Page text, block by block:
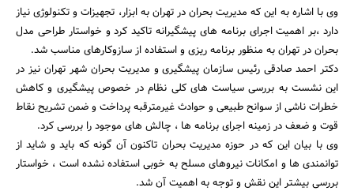
وی با اشاره به این که مدیریت بحران در تهران به ابزار، تجهیزات و تکنولوژی نیاز
دارد ،بر اهمیت اجرای برنامه های پیشگیرانه تاکید کرد و خواستار طراحی مدل
بحران در تهران به منظور برنامه ریزی و استفاده از سازوکارهای مناسب شد.
دکتر احمد صادقی رئیس سازمان پیشگیری و مدیریت بحران شهر تهران نیز در
این نشست به بررسی سیاست های کلی نظام در خصوص پیشگیری و کاهش
خطرات ناشی از سوانح طبیعی و حوادث غیرمترقبه پرداخت و ضمن تشریح نقاط
قوت و ضعف در زمینه اجرای برنامه ها ، چالش های موجود را بررسی کرد.
وی با بیان این که در حوزه مدیریت بحران تاکنون آن گونه که باید و شاید از
توانمندی ها و امکانات نیروهای مسلح به خوبی استفاده نشده است ، خواستار
بررسی بیشتر این نقش و توجه به اهمیت آن شد.